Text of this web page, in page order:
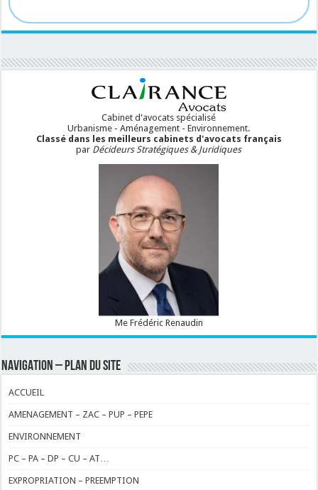
Cabinet d'avocats spécialisé
Urbanisme - Aménagement - Environnement.
Classé dans les meilleurs cabinets d'avocats français
par Décideurs Stratégiques & Juridiques
Me Frédéric Renaudin
NAVIGATION – PLAN DU SITE
ACCUEIL
AMENAGEMENT – ZAC – PUP – PEPE
ENVIRONNEMENT
PC – PA – DP – CU – AT…
EXPROPRIATION – PREEMPTION